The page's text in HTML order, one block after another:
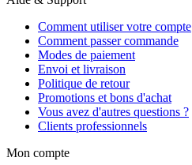
Comment utiliser votre compte
Comment passer commande
Modes de paiement
Envoi et livraison
Politique de retour
Promotions et bons d'achat
Vous avez d'autres questions ?
Clients professionnels
Mon compte